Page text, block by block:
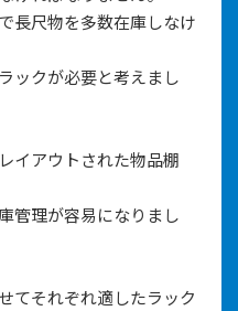
長尺物を多数在庫しなけ
ックが必要と考えまし
イアウトされた物品棚
管理が容易になりまし
てそれぞれ適したラック